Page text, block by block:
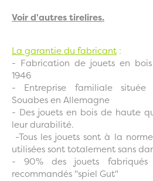
Voir d'autres tirelires.
La garantie du fabricant :
- Fabrication de jouets en
1946
- Entreprise familiale située
Souabes en Allemagne
- Des jouets en bois de haute
leur durabilité.
-Tous les jouets sont à la
utilisées sont totalement sans
- 90% des jouets fabriqués
recommandés "spiel Gut"